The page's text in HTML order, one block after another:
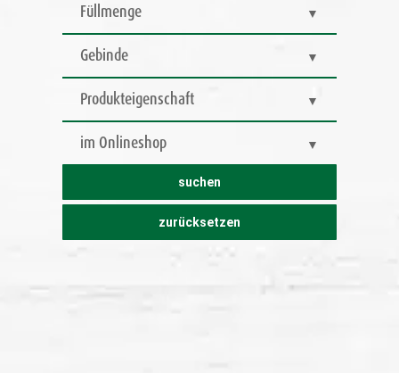
Füllmenge
Gebinde
Produkteigenschaft
im Onlineshop